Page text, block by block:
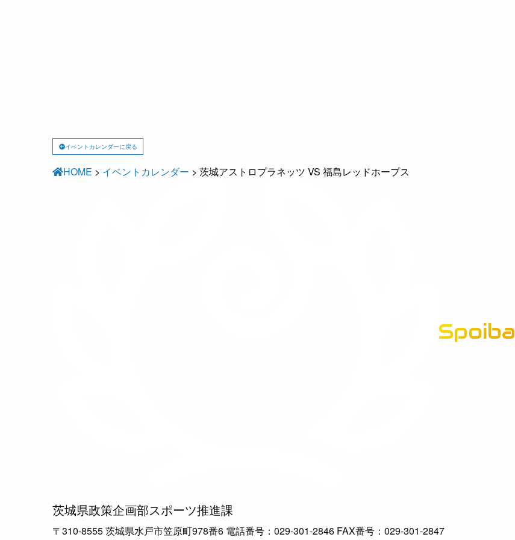
イベントカレンダーに戻る
HOME > イベントカレンダー > 茨城アストロプラネッツ VS 福島レッドホープス
Spoiba
茨城県政策企画部スポーツ推進課
〒310-8555 茨城県水戸市笠原町978番6 電話番号：029-301-2846 FAX番号：029-301-2847